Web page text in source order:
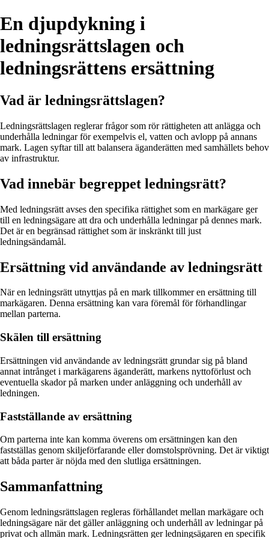
En djupdykning i
ledningsrättslagen och
ledningsrättens ersättning
Vad är ledningsrättslagen?
Ledningsrättslagen reglerar frågor som rör rättigheten att anlägga och
underhålla ledningar för exempelvis el, vatten och avlopp på annans
mark. Lagen syftar till att balansera äganderätten med samhällets behov
av infrastruktur.
Vad innebär begreppet ledningsrätt?
Med ledningsrätt avses den specifika rättighet som en markägare ger
till en ledningsägare att dra och underhålla ledningar på dennes mark.
Det är en begränsad rättighet som är inskränkt till just
ledningsändamål.
Ersättning vid användande av ledningsrätt
När en ledningsrätt utnyttjas på en mark tillkommer en ersättning till
markägaren. Denna ersättning kan vara föremål för förhandlingar
mellan parterna.
Skälen till ersättning
Ersättningen vid användande av ledningsrätt grundar sig på bland
annat intrånget i markägarens äganderätt, markens nyttoförlust och
eventuella skador på marken under anläggning och underhåll av
ledningen.
Fastställande av ersättning
Om parterna inte kan komma överens om ersättningen kan den
fastställas genom skiljeförfarande eller domstolsprövning. Det är viktigt
att båda parter är nöjda med den slutliga ersättningen.
Sammanfattning
Genom ledningsrättslagen regleras förhållandet mellan markägare och
ledningsägare när det gäller anläggning och underhåll av ledningar på
privat och allmän mark. Ledningsrätten ger ledningsägaren en specifik